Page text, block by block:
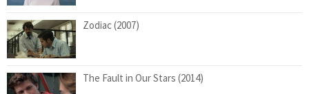
Zodiac (2007)
The Fault in Our Stars (2014)